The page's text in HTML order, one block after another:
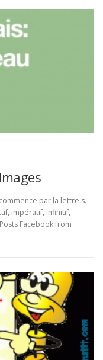
par la lettre s.
impératif, infinitif,
Facebook from